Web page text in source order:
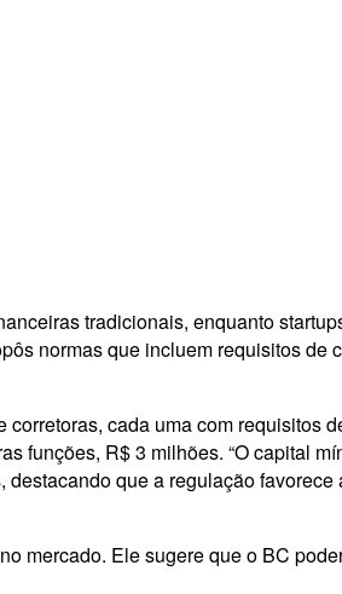
tradicionais, enquanto
normas que incluem requisitos de
cada uma com requisitos
funções, R$ 3 milhões. “O capital
que a regulação favorece
mercado. Ele sugere que o BC